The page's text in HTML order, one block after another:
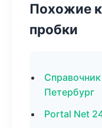
Похожие
пробки
Петербург
Portal Net